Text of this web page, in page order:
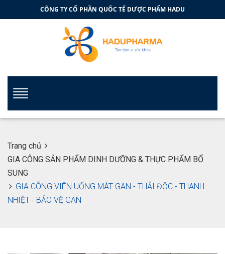
CÔNG TY CỔ PHẦN QUỐC TẾ DƯỢC PHẨM HADU
Trang chủ
GIA CÔNG SẢN PHẨM DINH DƯỠNG & THỰC PHẨM BỔ
SUNG
GIA CÔNG VIÊN UỐNG MÁT GAN - THẢI ĐỘC - THANH
NHIỆT - BẢO VỆ GAN